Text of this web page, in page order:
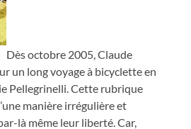
Dès octobre 2005, Claude
un long voyage à bicyclette en
Pellegrinelli. Cette rubrique
manière irrégulière et
là même leur liberté. Car,